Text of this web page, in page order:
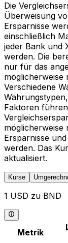
Die
Überweisung
Ersparnisse
einschließlich
jeder Bank und
werden. Die
nur für das
möglicherweise
Verschiedene
Faktoren
Ersparnisse
werden. Das
aktualisiert.
Kurse
1 USD zu BND
Metrik